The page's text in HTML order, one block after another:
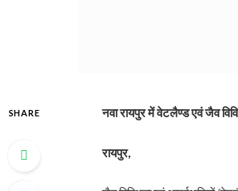
SHARE नवा रायपुर में वेटलैण्ड एवं जैव
रायपुर,